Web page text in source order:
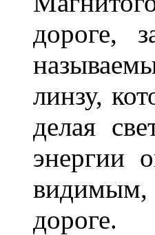
дороге,
линзу,
делая
энергии
дороге.